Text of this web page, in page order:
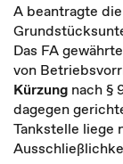
A beantragte die
Das FA
von
Kürzung nach §
dagegen
Tankstelle liege